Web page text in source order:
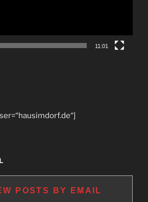
11:01
POSTS BY EMAIL